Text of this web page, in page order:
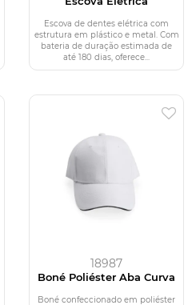
Escova de dentes elétrica com
estrutura em plástico e metal. Com
bateria de duração estimada de
até 180 dias, oferece...
18987
Boné Poliéster Aba Curva
Boné confeccionado em poliéster